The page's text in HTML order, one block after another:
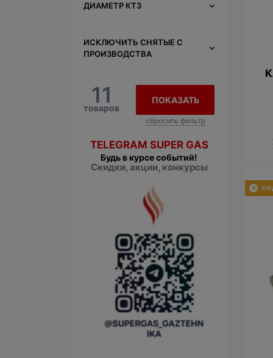
ДИАМЕТР КТЗ
ИСКЛЮЧИТЬ СНЯТЫЕ С
ПРОИЗВОДСТВА
11
товаров
ПОКАЗАТЬ
сбросить фильтр
TELEGRAM SUPER GAS
Будь в курсе событий!
Скидки, акции, конкурсы